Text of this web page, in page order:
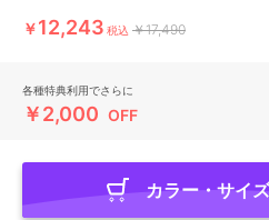
￥12,243 税込 ￥17,490
各種特典利用でさらに
￥2,000 OFF
カラー・サイ